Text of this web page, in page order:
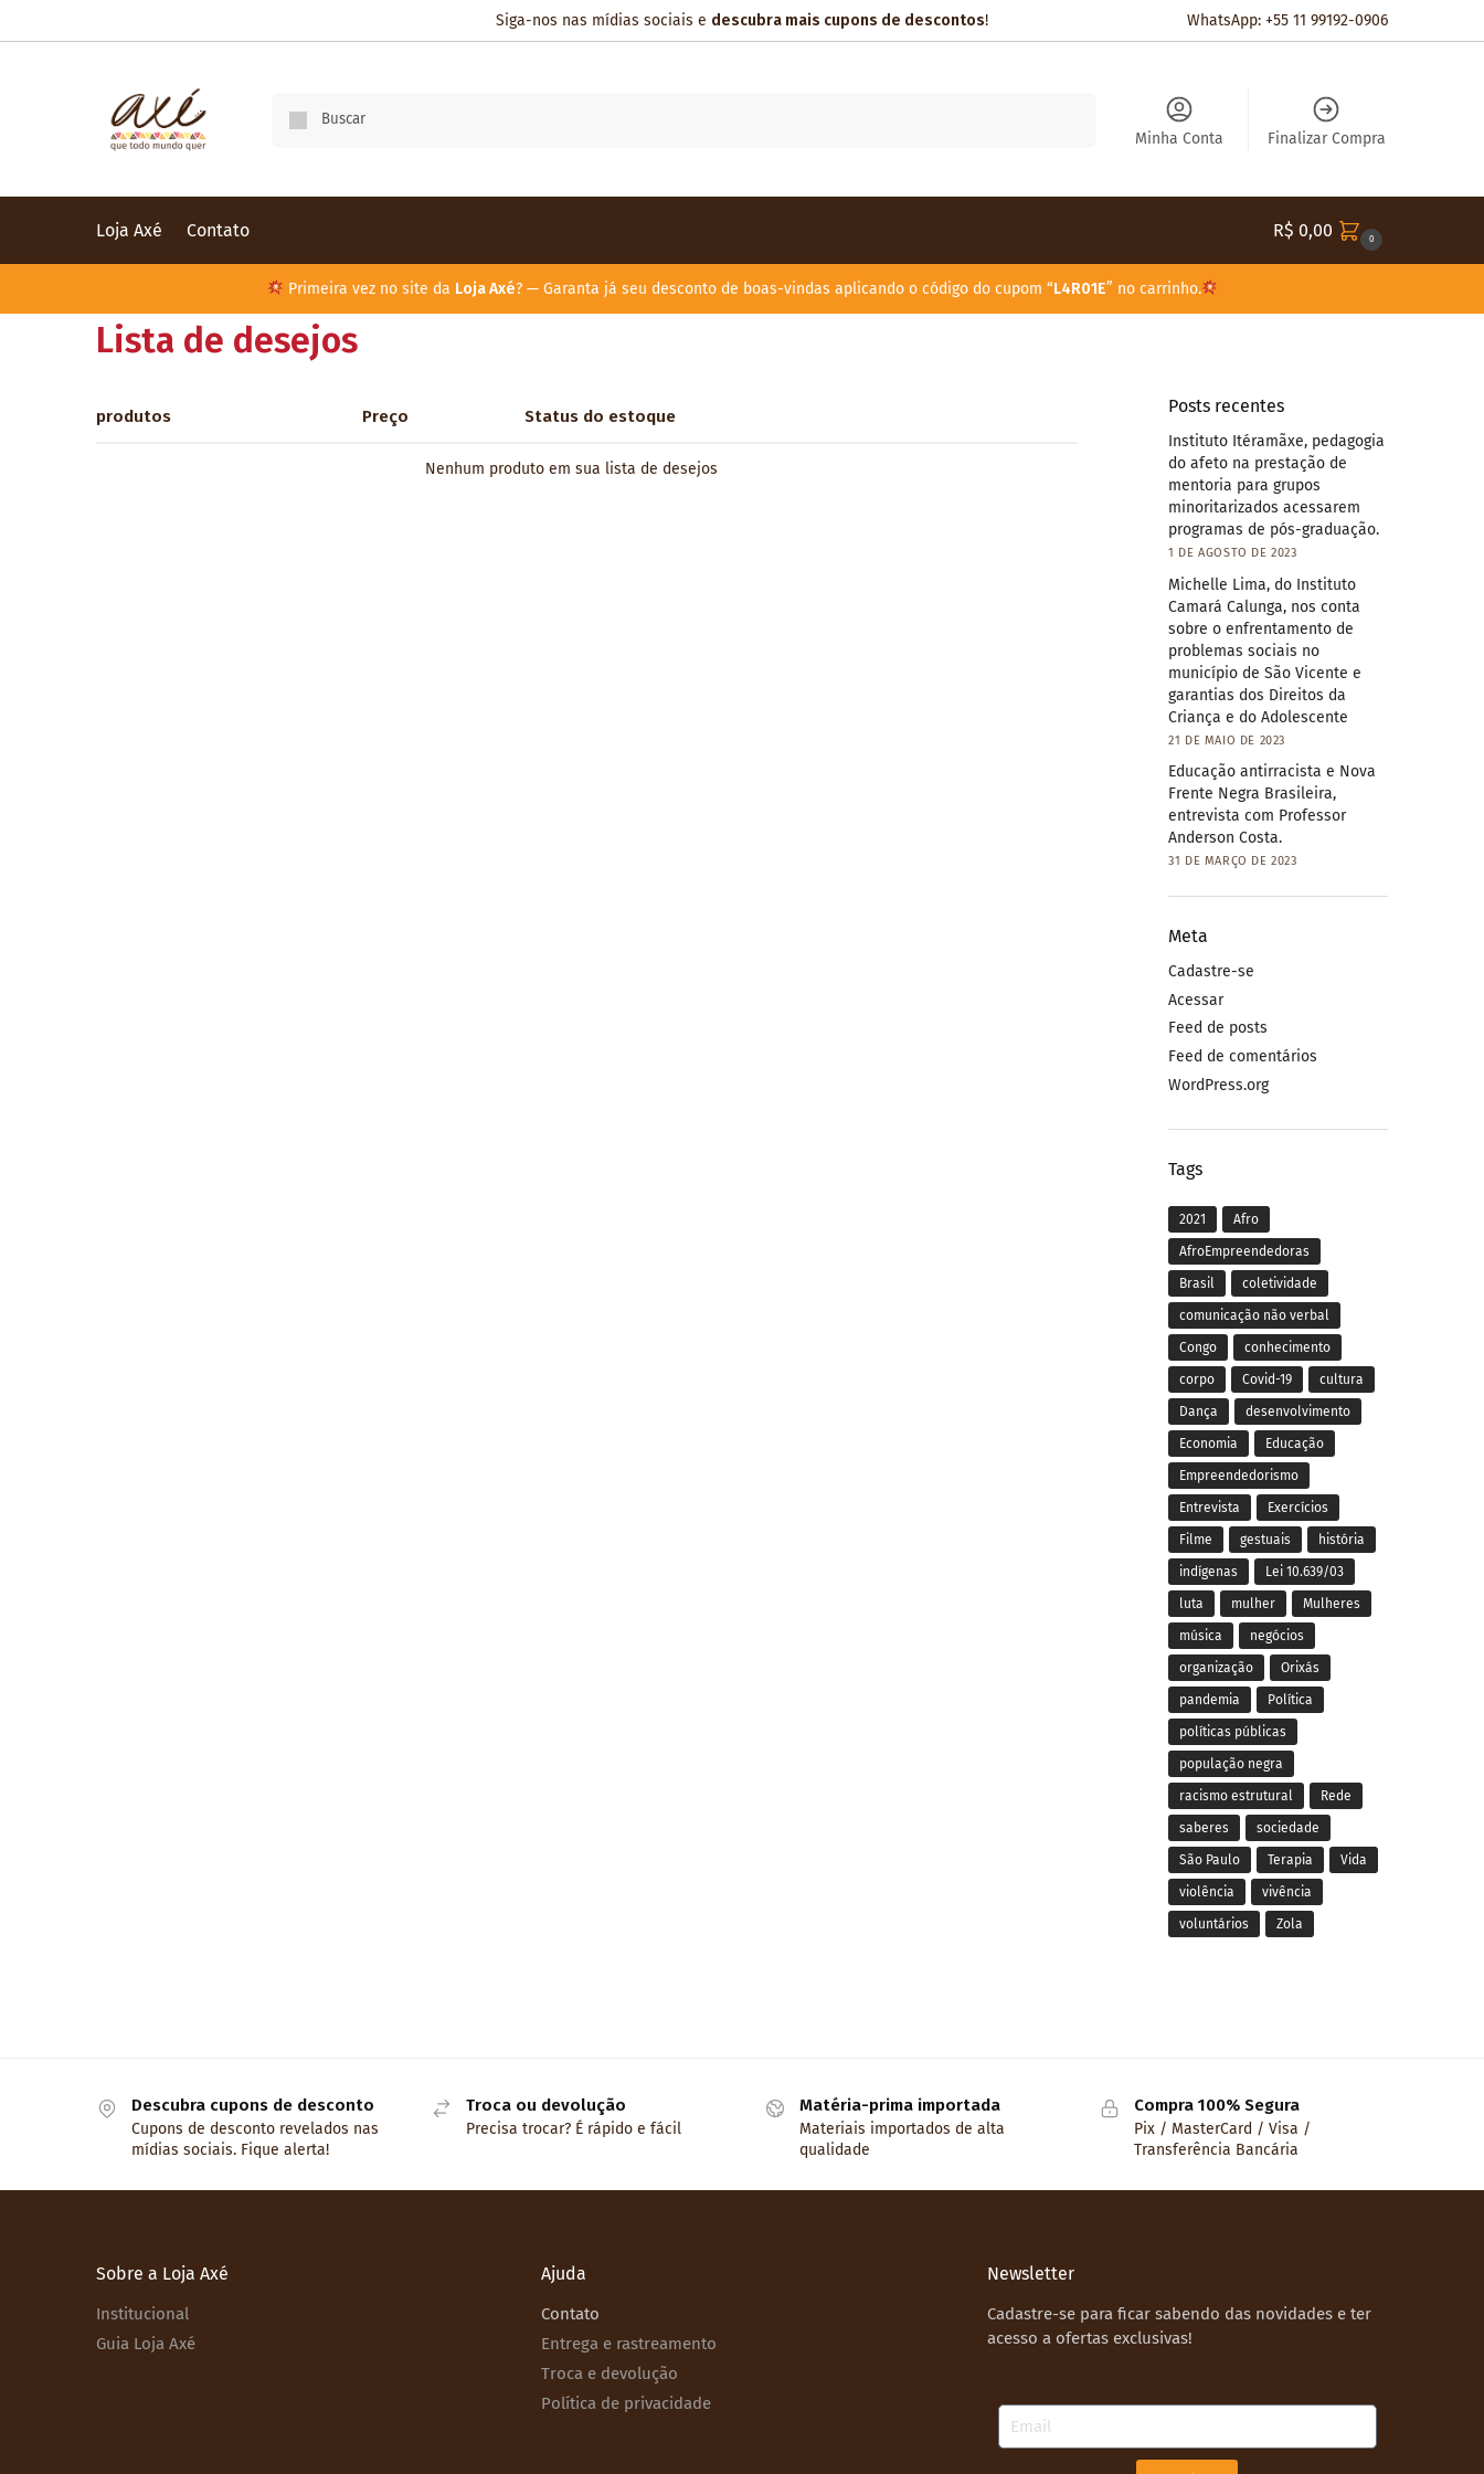
Siga-nos nas mídias sociais e descubra mais cupons de descontos! WhatsApp: +55 11 99192-0906
Minha Conta Finalizar Compra
Loja Axé Contato R$ 0,00 0
Primeira vez no site da Loja Axé? — Garanta já seu desconto de boas-vindas aplicando o código do cupom “L4R01E” no carrinho.
Lista de desejos
produtos Preço Status do estoque
Nenhum produto em sua lista de desejos
Posts recentes
Instituto Itéramãxe, pedagogia
do afeto na prestação de
mentoria para grupos
minoritarizados acessarem
programas de pós-graduação.
1 DE AGOSTO DE 2023
Michelle Lima, do Instituto
Camará Calunga, nos conta
sobre o enfrentamento de
problemas sociais no
município de São Vicente e
garantias dos Direitos da
Criança e do Adolescente
21 DE MAIO DE 2023
Educação antirracista e Nova
Frente Negra Brasileira,
entrevista com Professor
Anderson Costa.
31 DE MARÇO DE 2023
Meta
Cadastre-se
Acessar
Feed de posts
Feed de comentários
WordPress.org
Tags
2021 Afro
AfroEmpreendedoras
Brasil coletividade
comunicação não verbal
Congo conhecimento
corpo Covid-19 cultura
Dança desenvolvimento
Economia Educação
Empreendedorismo
Entrevista Exercícios
Filme gestuais história
indígenas Lei 10.639/03
luta mulher Mulheres
música negócios
organização Orixás
pandemia Política
políticas públicas
população negra
racismo estrutural Rede
saberes sociedade
São Paulo Terapia Vida
violência vivência
voluntários Zola
Descubra cupons de desconto
Cupons de desconto revelados nas
mídias sociais. Fique alerta!
Troca ou devolução
Precisa trocar? É rápido e fácil
Matéria-prima importada
Materiais importados de alta
qualidade
Compra 100% Segura
Pix / MasterCard / Visa /
Transferência Bancária
Sobre a Loja Axé
Institucional
Guia Loja Axé
Ajuda
Contato
Entrega e rastreamento
Troca e devolução
Política de privacidade
Newsletter
Cadastre-se para ficar sabendo das novidades e ter
acesso a ofertas exclusivas!